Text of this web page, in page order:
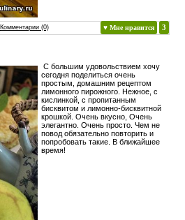
♥ Мне нравится 3
Комментарии (0)
С большим удовольствием хочу
сегодня поделиться очень
простым, домашним рецептом
лимонного пирожного. Нежное, с
кислинкой, с пропитанным
бисквитом и лимонно-бисквитной
крошкой. Очень вкусно, Очень
элегантно. Очень просто. Чем не
повод обязательно повторить и
попробовать такие. В ближайшее
время!